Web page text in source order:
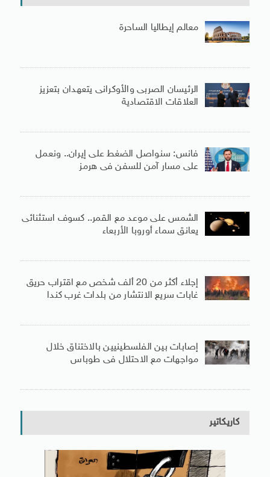
معالم إيطاليا الساحرة
الرئيسان الصربى والأوكرانى يتعهدان بتعزيز
العلاقات الاقتصادية
فانس: سنواصل الضغط على إيران.. ونعمل
على مسار آمن للسفن فى هرمز
الشمس على موعد مع القمر.. كسوف استثنائى
يعانق سماء أوروبا الأربعاء
إجلاء أكثر من 20 ألف شخص مع اقتراب حريق
غابات سريع الانتشار من بلدات غرب كندا
إصابات بين الفلسطينيين بالاختناق خلال
مواجهات مع الاحتلال فى طوباس
كاريكاتير